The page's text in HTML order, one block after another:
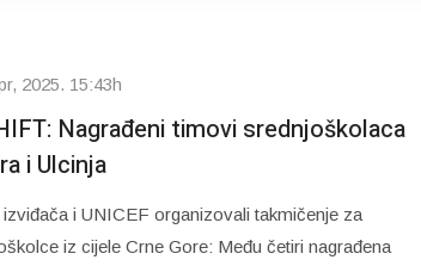
2025. 15:43h
Nagrađeni timovi srednjoškolaca
i Ulcinja
i UNICEF organizovali takmičenje za
iz cijele Crne Gore: Među četiri nagrađena